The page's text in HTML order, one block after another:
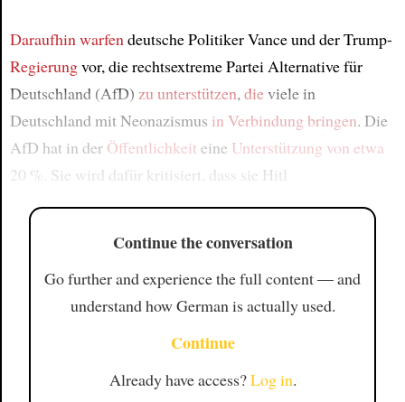
Daraufhin warfen deutsche Politiker Vance und der Trump-
Regierungvor, die rechtsextreme Partei Alternative für
Deutschland (AfD) zu unterstützen, dieviele in
Deutschland mit Neonazismus in Verbindung bringen. Die
AfD hat in der Öffentlichkeit eine Unterstützung von etwa
20 %. Sie wird dafür kritisiert, dass sie Hitl
Continue the conversation
Go further and experience the full content — and
understand how German is actually used.
Continue
Already have access?Log in.